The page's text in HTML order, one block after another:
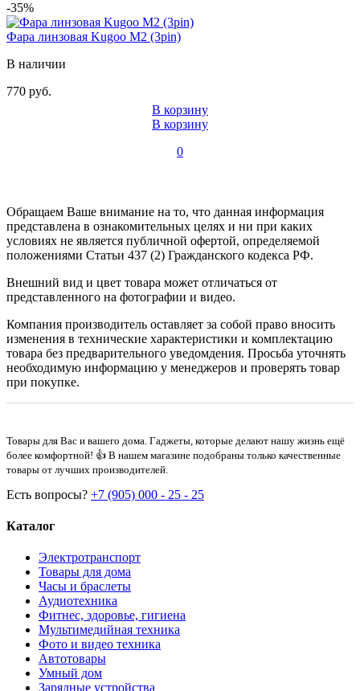
-35%
Фара линзовая Kugoo M2 (3pin)
В наличии
770 руб.
В корзину
В корзину
0
Обращаем Ваше внимание на то, что данная информация
представлена в ознакомительных целях и ни при каких
условиях не является публичной офертой, определяемой
положениями Статьи 437 (2) Гражданского кодекса РФ.
Внешний вид и цвет товара может отличаться от
представленного на фотографии и видео.
Компания производитель оставляет за собой право вносить
изменения в технические характеристики и комплектацию
товара без предварительного уведомдения. Просьба уточнять
необходимую информацию у менеджеров и проверять товар
при покупке.
Товары для Вас и вашего дома. Гаджеты, которые делают нашу жизнь ещё
более комфортной! 👍 В нашем магазине подобраны только качественные
товары от лучших производителей.
Есть вопросы? +7 (905) 000 - 25 - 25
Каталог
Электротранспорт
Товары для дома
Часы и браслеты
Аудиотехника
Фитнес, здоровье, гигиена
Мультимедийная техника
Фото и видео техника
Автотовары
Умный дом
Зарядные устройства